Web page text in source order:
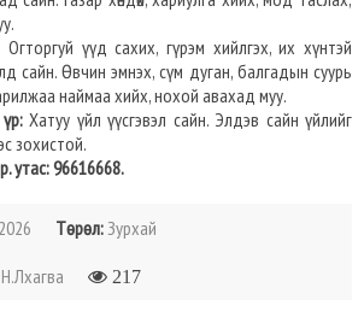
Огторгуй үүд сахих, гүрэм хийлгэх, их хүнтэй
сайн. Өвчин эмнэх, сүм дуган, балгадын суурь
наймаа хийх, нохой авахад муу.
Хатуу үйл үүсгэвэл сайн. Элдэв сайн үйлийг
зохистой.
утас: 96616668.
Төрөл:Зурхай
217